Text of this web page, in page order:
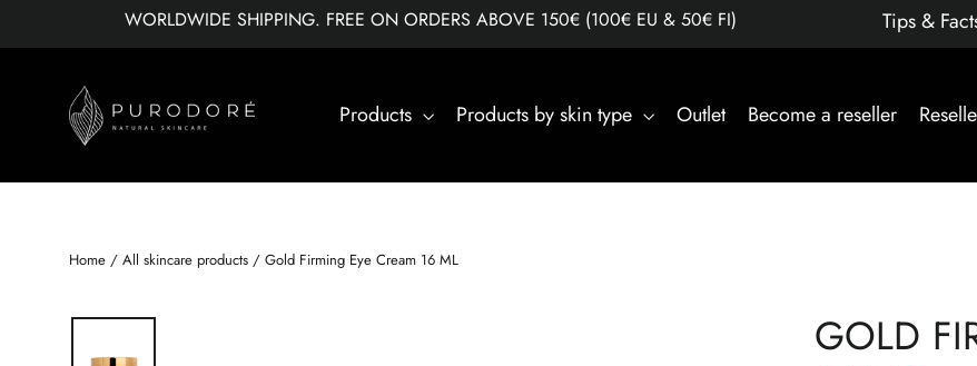
to
WORLDWIDE SHIPPING. FREE ON ORDERS ABOVE 150€ (100€ EU & 50€ FI) Tips &
Products Products by skin type Outlet Become a reseller
Home / All skincare products / Gold Firming Eye Cream 16 ML
GOLD